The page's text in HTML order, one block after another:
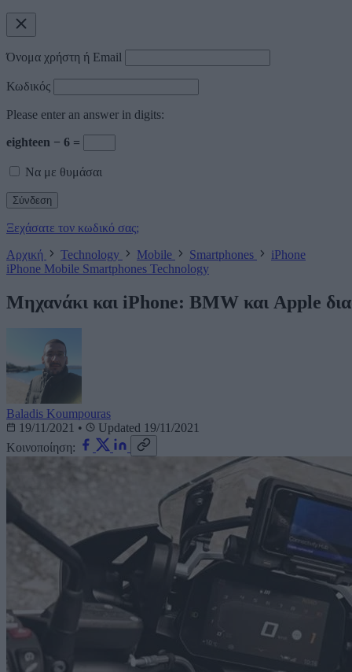
Όνομα χρήστη ή Email
Κωδικός
Please enter an answer in digits:
eighteen − 6 =
Να με θυμάσαι
Ξεχάσατε τον κωδικό σας;
Αρχική
Technology Mobile Smartphones
iPhone
iPhone Mobile Smartphones Technology
Μηχανάκι και iPhone: BMW και Apple
Baladis Koumpouras
19/11/2021 •
Updated 19/11/2021
Κοινοποίηση: